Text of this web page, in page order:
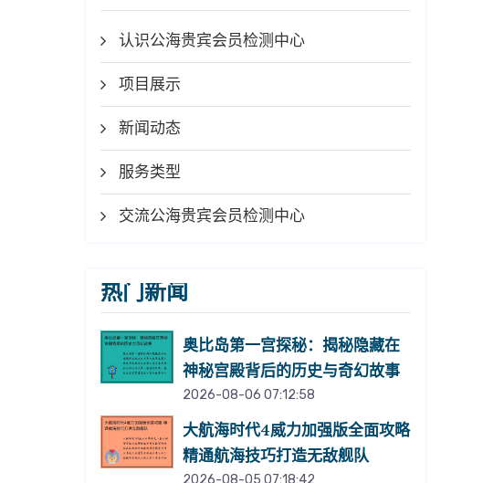
认识公海贵宾会员检测中心
项目展示
新闻动态
服务类型
交流公海贵宾会员检测中心
热门新闻
奥比岛第一宫探秘：揭秘隐藏在
神秘宫殿背后的历史与奇幻故事
2026-08-06 07:12:58
大航海时代4威力加强版全面攻略
精通航海技巧打造无敌舰队
2026-08-05 07:18:42